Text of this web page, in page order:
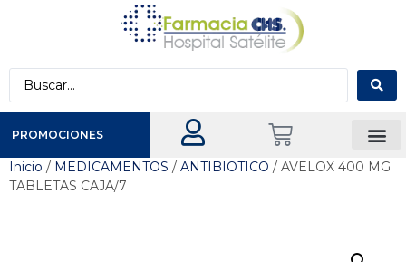
PROMOCIONES
Inicio / MEDICAMENTOS / ANTIBIOTICO / AVELOX 400 MG
TABLETAS CAJA/7